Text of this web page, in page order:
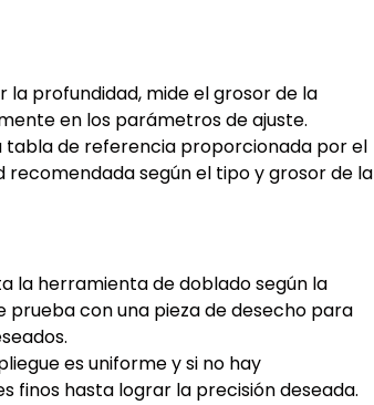
la profundidad, mide el grosor de la
en los parámetros de ajuste.
tabla de referencia proporcionada por el
según el tipo y grosor de la
la herramienta de doblado según la
prueba con una pieza de desecho para
es uniforme y si no hay
finos hasta lograr la precisión deseada.